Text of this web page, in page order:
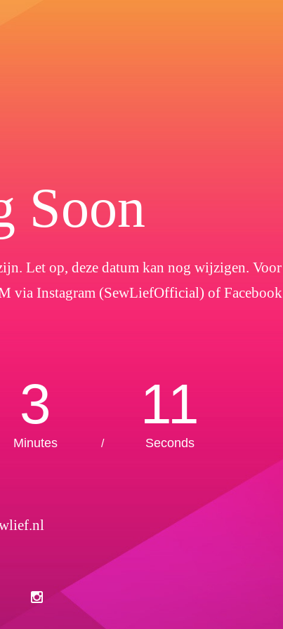
Soon
Let op, deze datum kan nog wijzigen. Voor
via Instagram (SewLiefOfficial) of Facebook
3
Minutes /
11
Seconds